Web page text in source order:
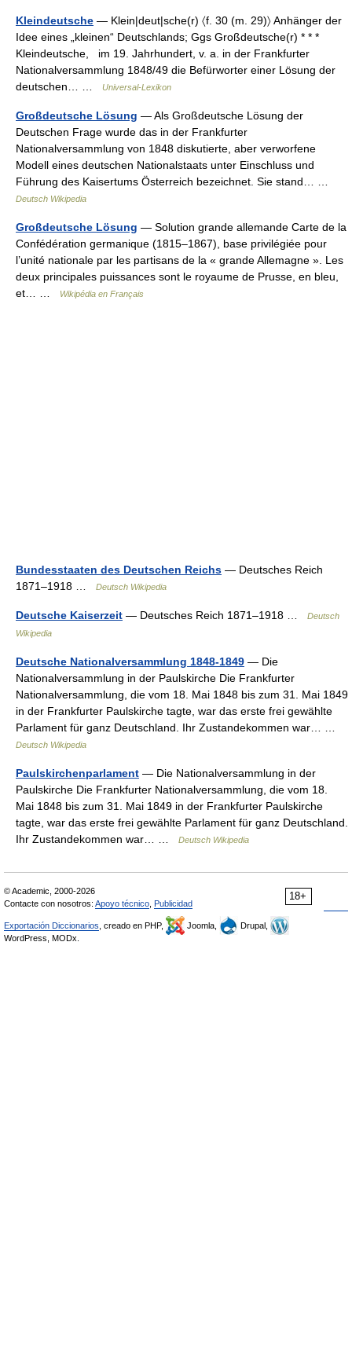
Kleindeutsche — Klein|deut|sche(r) 〈f. 30 (m. 29)〉 Anhänger der
Idee eines „kleinen“ Deutschlands; Ggs Großdeutsche(r) * * *
Kleindeutsche, im 19. Jahrhundert, v. a. in der Frankfurter
Nationalversammlung 1848/49 die Befürworter einer Lösung der
deutschen… …
Universal-Lexikon
Großdeutsche Lösung — Als Großdeutsche Lösung der
Deutschen Frage wurde das in der Frankfurter
Nationalversammlung von 1848 diskutierte, aber verworfene
Modell eines deutschen Nationalstaats unter Einschluss und
Führung des Kaisertums Österreich bezeichnet. Sie stand… …
Deutsch Wikipedia
Großdeutsche Lösung — Solution grande allemande Carte de la
Confédération germanique (1815–1867), base privilégiée pour
l’unité nationale par les partisans de la « grande Allemagne ». Les
deux principales puissances sont le royaume de Prusse, en bleu,
et… …
Wikipédia en Français
Bundesstaaten des Deutschen Reichs — Deutsches Reich
1871–1918 …
Deutsch Wikipedia
Deutsche Kaiserzeit — Deutsches Reich 1871–1918 …
Deutsch
Wikipedia
Deutsche Nationalversammlung 1848-1849 — Die
Nationalversammlung in der Paulskirche Die Frankfurter
Nationalversammlung, die vom 18. Mai 1848 bis zum 31. Mai 1849
in der Frankfurter Paulskirche tagte, war das erste frei gewählte
Parlament für ganz Deutschland. Ihr Zustandekommen war… …
Deutsch Wikipedia
Paulskirchenparlament — Die Nationalversammlung in der
Paulskirche Die Frankfurter Nationalversammlung, die vom 18.
Mai 1848 bis zum 31. Mai 1849 in der Frankfurter Paulskirche
tagte, war das erste frei gewählte Parlament für ganz Deutschland.
Ihr Zustandekommen war… …
Deutsch Wikipedia
18+
© Academic, 2000-2026
Contacte con nosotros: Apoyo técnico Publicidad
Exportación Diccionarios , creado en PHP, Joomla,
Drupal,
WordPress, MODx.